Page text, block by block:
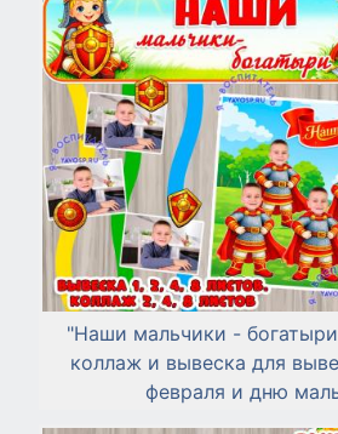
"Наши мальчики -
коллаж и вывеска для
февраля и дню